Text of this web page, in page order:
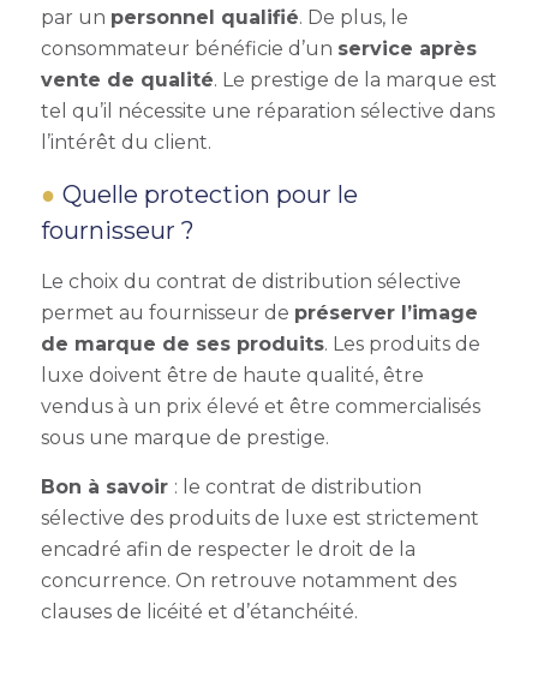
par un personnel qualifié. De plus, le
consommateur bénéficie d’un service après
vente de qualité. Le prestige de la marque est
tel qu’il nécessite une réparation sélective dans
l’intérêt du client.
Quelle protection pour le
fournisseur ?
Le choix du contrat de distribution sélective
permet au fournisseur de préserver l’image
de marque de ses produits. Les produits de
luxe doivent être de haute qualité, être
vendus à un prix élevé et être commercialisés
sous une marque de prestige.
Bon à savoir : le contrat de distribution
sélective des produits de luxe est strictement
encadré afin de respecter le droit de la
concurrence. On retrouve notamment des
clauses de licéité et d’étanchéité.